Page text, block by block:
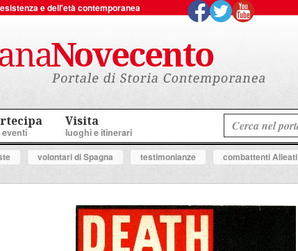
e dell'età contemporanea
eventi
Visita
luoghi e itinerari
volontari di Spagna testimonianze combattenti Alleati